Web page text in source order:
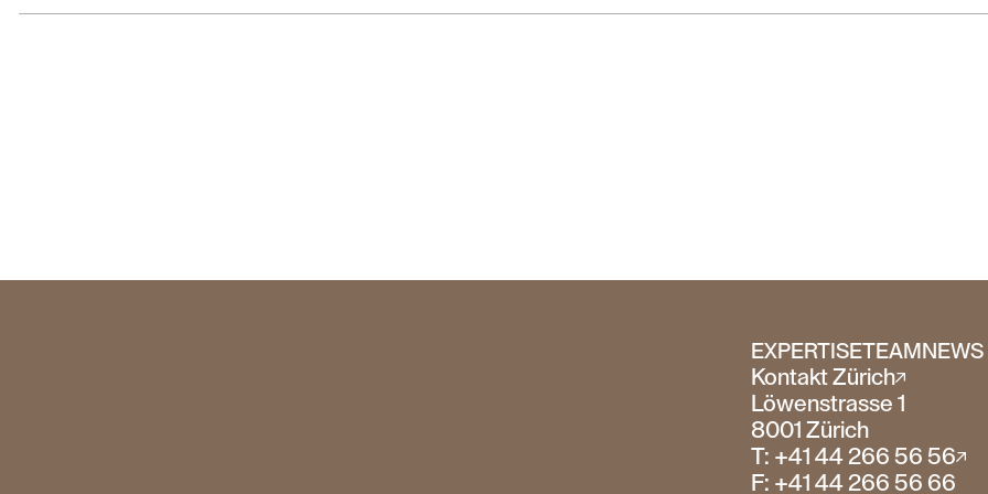
EXPERTISETEAM
Kontakt Zürich
Löwenstrasse 1
8001 Zürich
T: +41 44 266 56 56
F: +41 44 266 56 66